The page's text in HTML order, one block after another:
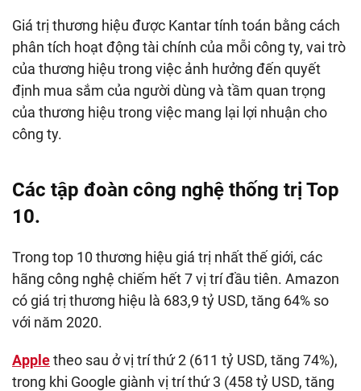
Giá trị thương hiệu được Kantar tính toán bằng cách
phân tích hoạt động tài chính của mỗi công ty, vai trò
của thương hiệu trong việc ảnh hưởng đến quyết
định mua sắm của người dùng và tầm quan trọng
của thương hiệu trong việc mang lại lợi nhuận cho
công ty.
Các tập đoàn công nghệ thống trị Top
10.
Trong top 10 thương hiệu giá trị nhất thế giới, các
hãng công nghệ chiếm hết 7 vị trí đầu tiên. Amazon
có giá trị thương hiệu là 683,9 tỷ USD, tăng 64% so
với năm 2020.
Appletheo sau ở vị trí thứ 2 (611 tỷ USD, tăng 74%),
trong khi Google giành vị trí thứ 3 (458 tỷ USD, tăng